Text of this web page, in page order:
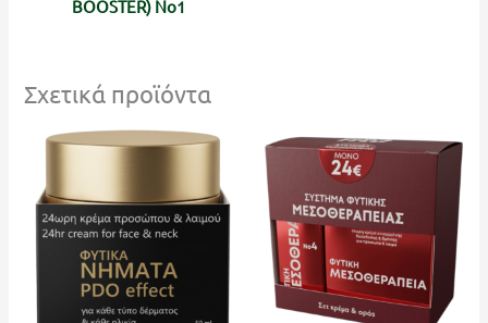
BOOSTER) No1
Σχετικά προϊόντα